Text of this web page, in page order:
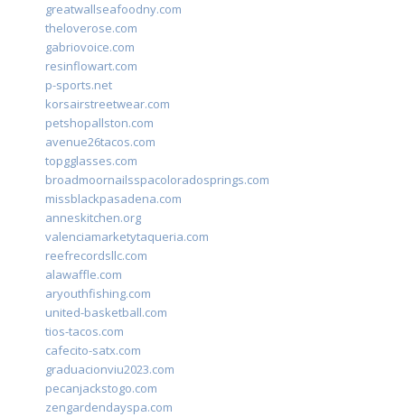
greatwallseafoodny.com
theloverose.com
gabriovoice.com
resinflowart.com
p-sports.net
korsairstreetwear.com
petshopallston.com
avenue26tacos.com
topgglasses.com
broadmoornailsspacoloradosprings.com
missblackpasadena.com
anneskitchen.org
valenciamarketytaqueria.com
reefrecordsllc.com
alawaffle.com
aryouthfishing.com
united-basketball.com
tios-tacos.com
cafecito-satx.com
graduacionviu2023.com
pecanjackstogo.com
zengardendayspa.com